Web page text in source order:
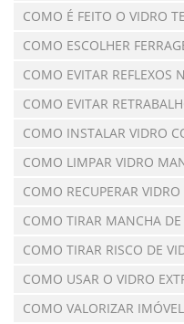
COMO É FEITO O VIDRO
COMO ESCOLHER
COMO EVITAR REFLEXOS
COMO EVITAR
COMO INSTALAR VIDRO
COMO LIMPAR VIDRO
COMO RECUPERAR VIDRO
COMO TIRAR MANCHA
COMO TIRAR RISCO DE
COMO USAR O VIDRO
COMO VALORIZAR